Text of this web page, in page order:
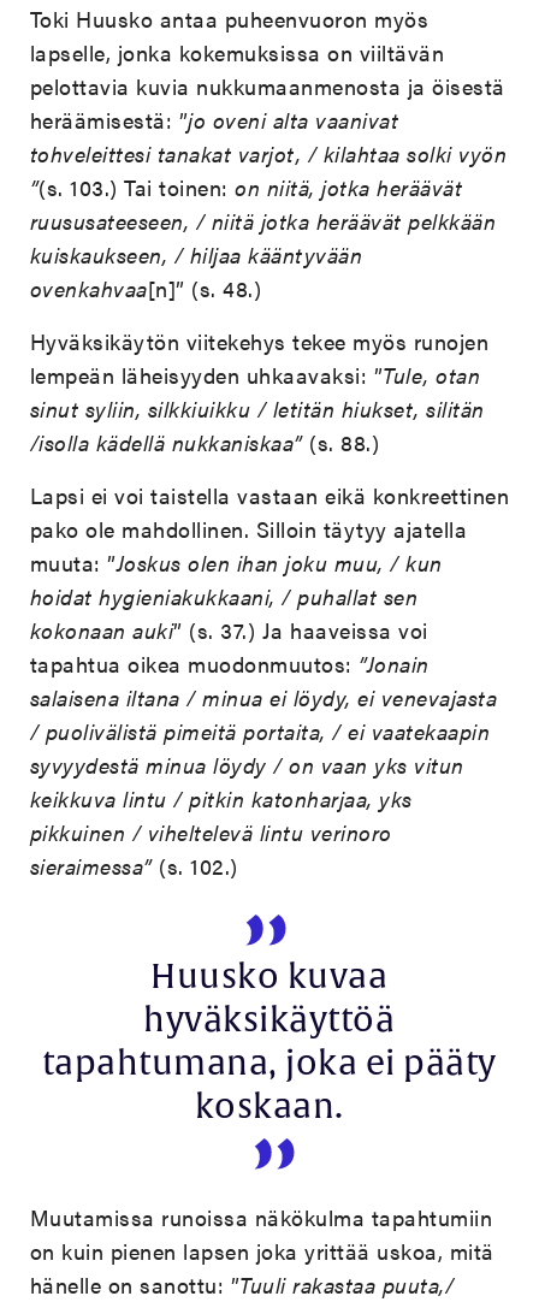
Toki Huusko antaa puheenvuoron myös
lapselle, jonka kokemuksissa on viiltävän
pelottavia kuvia nukkumaanmenosta ja öisestä
heräämisestä: ”jo oveni alta vaanivat
tohveleittesi tanakat varjot, / kilahtaa solki vyön
”(s. 103.) Tai toinen:on niitä, jotka heräävät
ruususateeseen, / niitä jotka heräävät pelkkään
kuiskaukseen, / hiljaa kääntyvään
ovenkahvaa[n]” (s. 48.)
Hyväksikäytön viitekehys tekee myös runojen
lempeän läheisyyden uhkaavaksi: ”Tule, otan
sinut syliin, silkkiuikku / letitän hiukset, silitän
/isolla kädellä nukkaniskaa”(s. 88.)
Lapsi ei voi taistella vastaan eikä konkreettinen
pako ole mahdollinen. Silloin täytyy ajatella
muuta: ”Joskus olen ihan joku muu, / kun
hoidat hygieniakukkaani, / puhallat sen
kokonaan auki” (s. 37.) Ja haaveissa voi
tapahtua oikea muodonmuutos: ”Jonain
salaisena iltana / minua ei löydy, ei venevajasta
/ puolivälistä pimeitä portaita, / ei vaatekaapin
syvyydestä minua löydy / on vaan yks vitun
keikkuva lintu / pitkin katonharjaa, yks
pikkuinen / viheltelevä lintu verinoro
sieraimessa”(s. 102.)
Huusko kuvaa
hyväksikäyttöä
tapahtumana, joka ei pääty
koskaan.
Muutamissa runoissa näkökulma tapahtumiin
on kuin pienen lapsen joka yrittää uskoa, mitä
hänelle on sanottu: ”Tuuli rakastaa puuta,/